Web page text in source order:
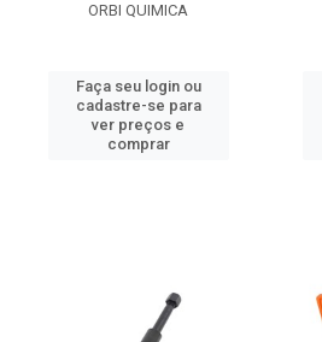
ORBI QUIMICA
Faça seu login ou
cadastre-se para
ver preços e
comprar